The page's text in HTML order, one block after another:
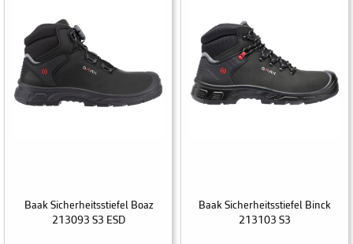
Baak Sicherheitsstiefel Boaz
213093 S3 ESD
Baak Sicherheitsstiefel Binck
213103 S3